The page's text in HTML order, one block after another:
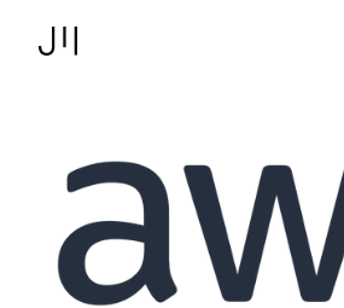
Link zur Startseite
JOSHMARTIN